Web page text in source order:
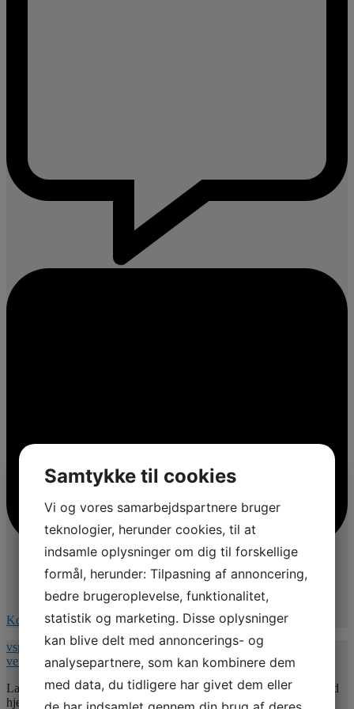
Kommentér på Facebook
vspnet.dk/erfa-moede-for-oplaeringsansvarlige-paa-
veterinaersygeplejerske-uddannelsen/
Lad mig uddybe indholdet 💚. Jeg vil give jer nogle værktøjer med
hjem så undertitlen er : Hvordan uddannelsesansvarlige kan bruge
Samtykke til cookies
Vi og vores samarbejdspartnere bruger
teknologier, herunder cookies, til at
indsamle oplysninger om dig til forskellige
formål, herunder: Tilpasning af annoncering,
bedre brugeroplevelse, funktionalitet,
statistik og marketing. Disse oplysninger
kan blive delt med annoncerings- og
analysepartnere, som kan kombinere dem
med data, du tidligere har givet dem eller